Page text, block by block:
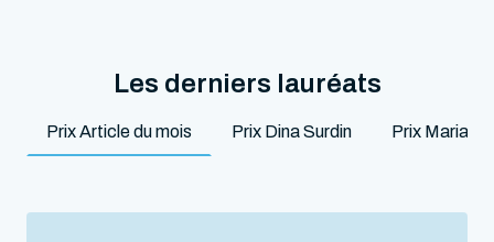
Les derniers lauréats
Prix Article du mois Prix Dina Surdin Prix